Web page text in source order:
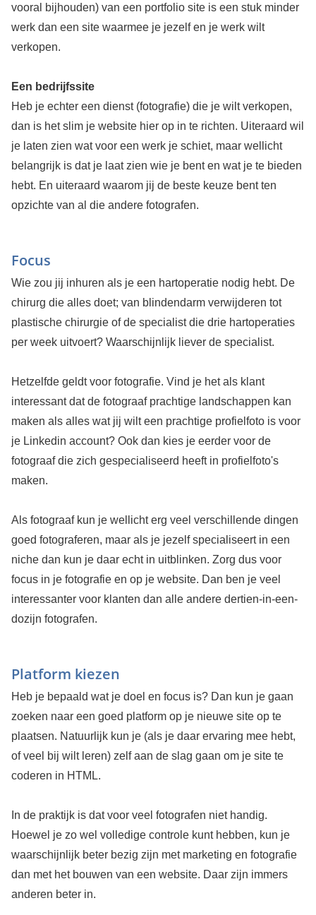
vooral bijhouden) van een portfolio site is een stuk minder
werk dan een site waarmee je jezelf en je werk wilt
verkopen.
Een bedrijfssite
Heb je echter een dienst (fotografie) die je wilt verkopen,
dan is het slim je website hier op in te richten. Uiteraard wil
je laten zien wat voor een werk je schiet, maar wellicht
belangrijk is dat je laat zien wie je bent en wat je te bieden
hebt. En uiteraard waarom jij de beste keuze bent ten
opzichte van al die andere fotografen.
Focus
Wie zou jij inhuren als je een hartoperatie nodig hebt. De
chirurg die alles doet; van blindendarm verwijderen tot
plastische chirurgie of de specialist die drie hartoperaties
per week uitvoert? Waarschijnlijk liever de specialist.
Hetzelfde geldt voor fotografie. Vind je het als klant
interessant dat de fotograaf prachtige landschappen kan
maken als alles wat jij wilt een prachtige profielfoto is voor
je Linkedin account? Ook dan kies je eerder voor de
fotograaf die zich gespecialiseerd heeft in profielfoto's
maken.
Als fotograaf kun je wellicht erg veel verschillende dingen
goed fotograferen, maar als je jezelf specialiseert in een
niche dan kun je daar echt in uitblinken. Zorg dus voor
focus in je fotografie en op je website. Dan ben je veel
interessanter voor klanten dan alle andere dertien-in-een-
dozijn fotografen.
Platform kiezen
Heb je bepaald wat je doel en focus is? Dan kun je gaan
zoeken naar een goed platform op je nieuwe site op te
plaatsen. Natuurlijk kun je (als je daar ervaring mee hebt,
of veel bij wilt leren) zelf aan de slag gaan om je site te
coderen in HTML.
In de praktijk is dat voor veel fotografen niet handig.
Hoewel je zo wel volledige controle kunt hebben, kun je
waarschijnlijk beter bezig zijn met marketing en fotografie
dan met het bouwen van een website. Daar zijn immers
anderen beter in.